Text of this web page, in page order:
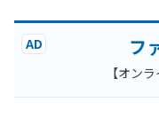
AD フ
【オン